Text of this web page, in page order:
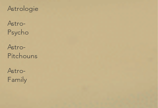
Astrologie
Astro-
Psycho
Astro-
Pitchouns
Astro-
Family